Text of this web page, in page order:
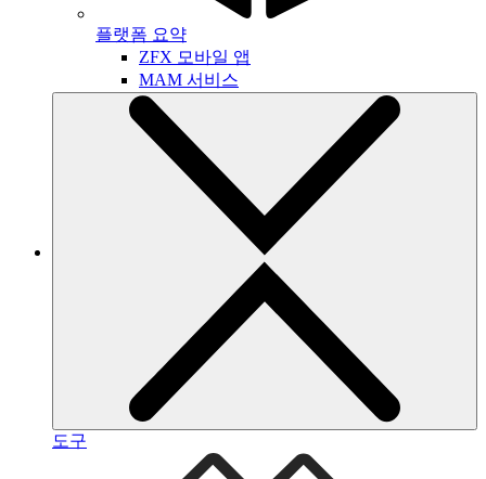
플랫폼 요약
ZFX 모바일 앱
MAM 서비스
도구